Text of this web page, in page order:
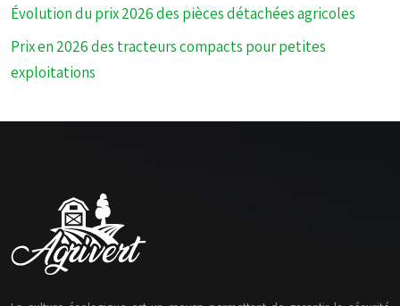
Évolution du prix 2026 des pièces détachées agricoles
Prix en 2026 des tracteurs compacts pour petites
exploitations